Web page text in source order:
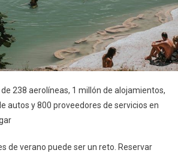
238 aerolíneas, 1 millón de alojamientos,
autos y 800 proveedores de servicios en
de verano puede ser un reto. Reservar